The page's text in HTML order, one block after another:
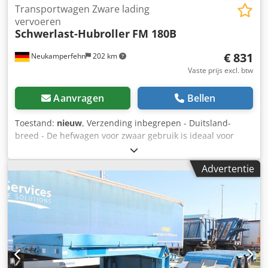
Neukamperfehn 202 km
Transportwagen Zware lading
vervoeren
Schwerlast-Hubroller FM 180B
€ 831
Vaste prijs excl. btw
Aanvragen Bellen
Toestand: nieuw, Verzending inbegrepen - Duitsland-
breed - De hefwagen voor zwaar gebruik is ideaal voor
bijzonder zware en omvangrijke ladingen - Vaste
spanbanden 5.000 mm lang Crsdpjuaczaofx Agdof -
Toepassingsgebieden: Verhuizingen, kluizen, machines en
meubels Bij de levering inbegrepen: 01x hefwagen voor
zwaar gebruik, Type: FM 180B Kleur materiaal: oranje RAL
2004 Afmetingen: 680 x 420 x 1.070 mm (BxDxH)
Afmetingen bak: 600 x 60 mm (bxd) Wiel Ø: 150 mm
Gewicht per eenheid: 86,00 kg Interne aanduiding: 327.179
Uw contactpersoon bij ons bedrijf: De heer: Andre Evering
de heer: Mario Klöver De heer: Falk Deutsch Algemene
Advertentie